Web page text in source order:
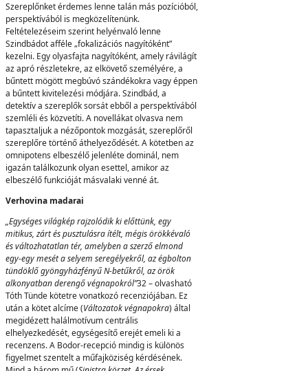
Szereplőnket érdemes lenne talán más pozícióból,
perspektívából is megközelítenünk.
Feltételezéseim szerint helyénvaló lenne
Szindbádot afféle „fokalizációs nagyítóként”
kezelni. Egy olyasfajta nagyítóként, amely rávilágít
az apró részletekre, az elkövető személyére, a
bűntett mögött megbúvó szándékokra vagy éppen
a bűntett kivitelezési módjára. Szindbád, a
detektív a szereplők sorsát ebből a perspektívából
szemléli és közvetíti. A novellákat olvasva nem
tapasztaljuk a nézőpontok mozgását, szereplőről
szereplőre történő áthelyeződését. A kötetben az
omnipotens elbeszélő jelenléte dominál, nem
igazán találkozunk olyan esettel, amikor az
elbeszélő funkcióját másvalaki venné át.
Verhovina madarai
„Egységes világkép rajzolódikki előttünk, egy
mitikus, zárt és pusztulásra ítélt, mégis örökkévaló
és változhatatlan tér, amelyben a szerző elmond
egy-egy mesét a selyem seregélyekről, az égbolton
tündöklő gyöngyházfényű N-betűkről, az örök
alkonyatban derengő végnapokról”32 – olvasható
Tóth Tünde kötetre vonatkozó recenziójában. Ez
után a kötet alcíme (Változatok végnapokra) által
megidézett halálmotívum centrális
elhelyezkedését, egységesítő erejét emeli ki a
recenzens. A Bodor-recepció mindig is különös
figyelmet szentelt a műfajköziség kérdésének.